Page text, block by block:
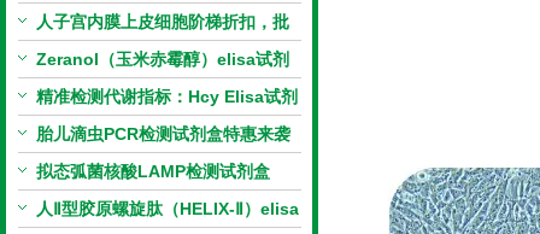
PCR检测试剂盒暑假优惠开启
人子宫内膜上皮细胞阶梯折扣，批
量更划算
Zeranol（玉米赤霉醇）elisa试剂
盒特惠
精准检测代谢指标：Hcy Elisa试剂
盒的科研应用与技术特点
胎儿滴虫PCR检测试剂盒特惠来袭
拟态弧菌核酸LAMP检测试剂盒
（恒温荧光法）新品上市优惠活动
人Ⅱ型胶原螺旋肽（HELIX-Ⅱ）elisa